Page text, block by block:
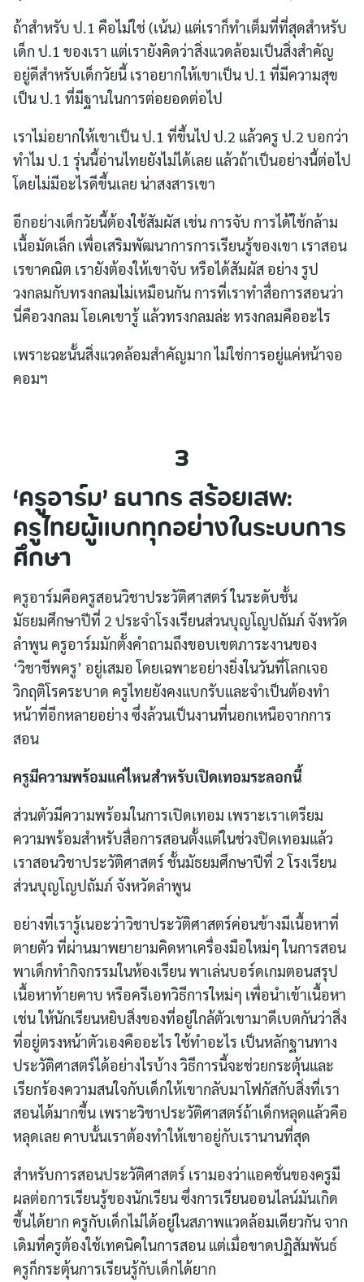
ถ้าสำหรับ ป.1 คือไม่ใช่ (เน้น) แต่เราก็ทำเต็มที่ที่สุดสำหรับ
เด็ก ป.1 ของเรา แต่เรายังคิดว่าสิ่งแวดล้อมเป็นสิ่งสำคัญ
อยู่ดีสำหรับเด็กวัยนี้ เราอยากให้เขาเป็น ป.1 ที่มีความสุข
เป็น ป.1 ที่มีฐานในการต่อยอดต่อไป
เราไม่อยากให้เขาเป็น ป.1 ที่ขึ้นไป ป.2 แล้วครู ป.2 บอกว่า
ทำไม ป.1 รุ่นนี้อ่านไทยยังไม่ได้เลย แล้วถ้าเป็นอย่างนี้ต่อไป
โดยไม่มีอะไรดีขึ้นเลย น่าสงสารเขา
อีกอย่างเด็กวัยนี้ต้องใช้สัมผัส เช่น การจับ การได้ใช้กล้าม
เนื้อมัดเล็ก เพื่อเสริมพัฒนาการการเรียนรู้ของเขา เราสอน
เรขาคณิต เรายังต้องให้เขาจับ หรือได้สัมผัส อย่าง รูป
วงกลมกับทรงกลมไม่เหมือนกัน การที่เราทำสื่อการสอนว่า
นี่คือวงกลม โอเคเขารู้ แล้วทรงกลมล่ะ ทรงกลมคืออะไร
เพราะฉะนั้นสิ่งแวดล้อมสำคัญมาก ไม่ใช่การอยู่แค่หน้าจอ
คอมฯ
3
‘ครูอาร์ม’ ธนากร สร้อยเสพ:
ครูไทยผู้แบกทุกอย่างในระบบการ
ศึกษา
ครูอาร์มคือครูสอนวิชาประวัติศาสตร์ ในระดับชั้น
มัธยมศึกษาปีที่ 2 ประจำโรงเรียนส่วนบุญโญปถัมภ์ จังหวัด
ลำพูน ครูอาร์มมักตั้งคำถามถึงขอบเขตภาระงานของ
‘วิชาชีพครู’ อยู่เสมอ โดยเฉพาะอย่างยิ่งในวันที่โลกเจอ
วิกฤติโรคระบาด ครูไทยยังคงแบกรับและจำเป็นต้องทำ
หน้าที่อีกหลายอย่าง ซึ่งล้วนเป็นงานที่นอกเหนือจากการ
สอน
ครูมีความพร้อมแค่ไหนสำหรับเปิดเทอมระลอกนี้
ส่วนตัวมีความพร้อมในการเปิดเทอม เพราะเราเตรียม
ความพร้อมสำหรับสื่อการสอนตั้งแต่ในช่วงปิดเทอมแล้ว
เราสอนวิชาประวัติศาสตร์ ชั้นมัธยมศึกษาปีที่ 2 โรงเรียน
ส่วนบุญโญปถัมภ์ จังหวัดลำพูน
อย่างที่เรารู้เนอะว่าวิชาประวัติศาสตร์ค่อนข้างมีเนื้อหาที่
ตายตัว ที่ผ่านมาพยายามคิดหาเครื่องมือใหม่ๆ ในการสอน
พาเด็กทำกิจกรรมในห้องเรียน พาเล่นบอร์ดเกมตอนสรุป
เนื้อหาท้ายคาบ หรือครีเอทวิธีการใหม่ๆ เพื่อนำเข้าเนื้อหา
เช่น ให้นักเรียนหยิบสิ่งของที่อยู่ใกล้ตัวเขามาดีเบตกันว่าสิ่ง
ที่อยู่ตรงหน้าตัวเองคืออะไร ใช้ทำอะไร เป็นหลักฐานทาง
ประวัติศาสตร์ได้อย่างไรบ้าง วิธีการนี้จะช่วยกระตุ้นและ
เรียกร้องความสนใจกับเด็กให้เขากลับมาโฟกัสกับสิ่งที่เรา
สอนได้มากขึ้น เพราะวิชาประวัติศาสตร์ถ้าเด็กหลุดแล้วคือ
หลุดเลย คาบนั้นเราต้องทำให้เขาอยู่กับเรานานที่สุด
สำหรับการสอนประวัติศาสตร์ เรามองว่าแอคชั่นของครูมี
ผลต่อการเรียนรู้ของนักเรียน ซึ่งการเรียนออนไลน์มันเกิด
ขึ้นได้ยาก ครูกับเด็กไม่ได้อยู่ในสภาพแวดล้อมเดียวกัน จาก
เดิมที่ครูต้องใช้เทคนิคในการสอน แต่เมื่อขาดปฏิสัมพันธ์
ครูก็กระตุ้นการเรียนรู้กับเด็กได้ยาก